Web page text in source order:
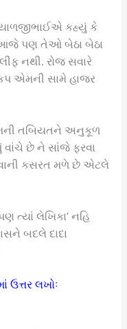
દયાળજીભાઈએ કહ્યું કે
પણ તેઓ બેઠા બેઠા
નથી. રોજ સવારે
એમની સામે હાજર
તબિયતને અનુકૂળ
વાંચે છે ને સાંજે ફરવા
કસરત મળે છે એટલે
ત્યાં લેખિકા’ નહિ
બદલે દાદા
ઉત્તર લખોઃ